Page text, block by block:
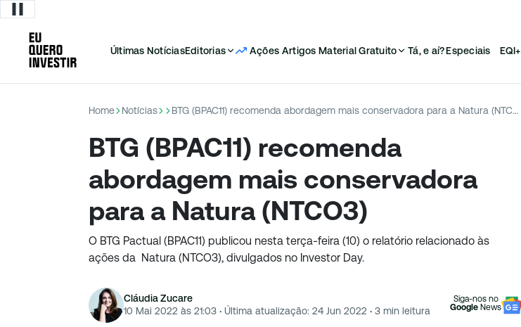
Últimas NotíciasEditorias Ações Artigos Material Gratuito Tá, e aí?Especiais EQI+
Home Notícias BTG (BPAC11) recomenda abordagem mais conservadora para a Natura (NTCO3)
BTG (BPAC11) recomenda
abordagem mais conservadora
para a Natura (NTCO3)
O BTG Pactual (BPAC11) publicou nesta terça-feira (10) o relatório relacionado às
ações da Natura (NTCO3), divulgados no Investor Day.
Cláudia Zucare
10 Mai 2022 às 21:03 · Última atualização: 24 Jun 2022 · 3 min leitura
Siga-nos no
Google News